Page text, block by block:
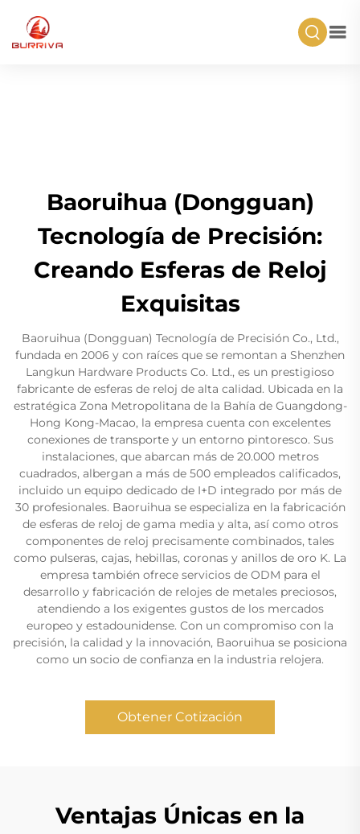
Baoruihua (Dongguan)
Tecnología de Precisión:
Creando Esferas de Reloj
Exquisitas
Baoruihua (Dongguan) Tecnología de Precisión Co., Ltd.,
fundada en 2006 y con raíces que se remontan a Shenzhen
Langkun Hardware Products Co. Ltd., es un prestigioso
fabricante de esferas de reloj de alta calidad. Ubicada en la
estratégica Zona Metropolitana de la Bahía de Guangdong-
Hong Kong-Macao, la empresa cuenta con excelentes
conexiones de transporte y un entorno pintoresco. Sus
instalaciones, que abarcan más de 20.000 metros
cuadrados, albergan a más de 500 empleados calificados,
incluido un equipo dedicado de I+D integrado por más de
30 profesionales. Baoruihua se especializa en la fabricación
de esferas de reloj de gama media y alta, así como otros
componentes de reloj precisamente combinados, tales
como pulseras, cajas, hebillas, coronas y anillos de oro K. La
empresa también ofrece servicios de ODM para el
desarrollo y fabricación de relojes de metales preciosos,
atendiendo a los exigentes gustos de los mercados
europeo y estadounidense. Con un compromiso con la
precisión, la calidad y la innovación, Baoruihua se posiciona
como un socio de confianza en la industria relojera.
Obtener Cotización
Ventajas Únicas en la